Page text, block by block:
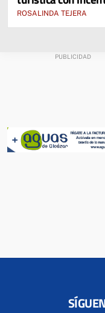
ROSALINDA TEJERA